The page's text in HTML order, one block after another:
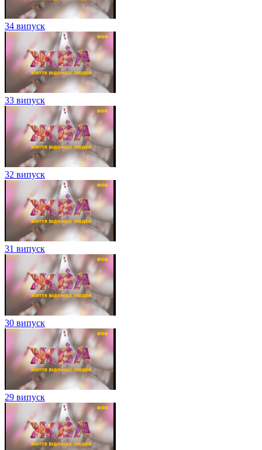
34 випуск
33 випуск
32 випуск
31 випуск
30 випуск
29 випуск